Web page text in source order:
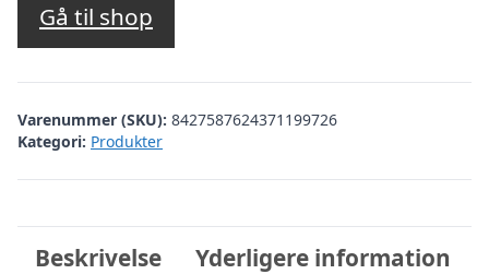
Gå til shop
Varenummer (SKU): 8427587624371199726
Kategori: Produkter
Beskrivelse Yderligere information